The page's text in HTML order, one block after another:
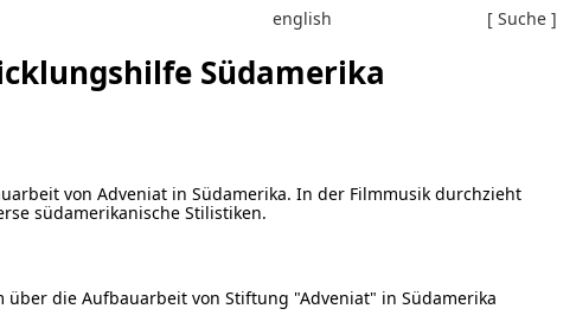
english [ Suche ]
Südamerika
von Adveniat in Südamerika. In der Filmmusik durchzieht
südamerikanische Stilistiken.
über die Aufbauarbeit von Stiftung "Adveniat" in Südamerika